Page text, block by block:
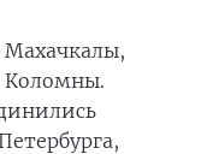
Коломны.